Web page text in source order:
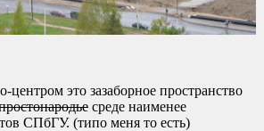
центром это зазаборное пространство
среде наименее
СПбГУ. (типо меня то есть)